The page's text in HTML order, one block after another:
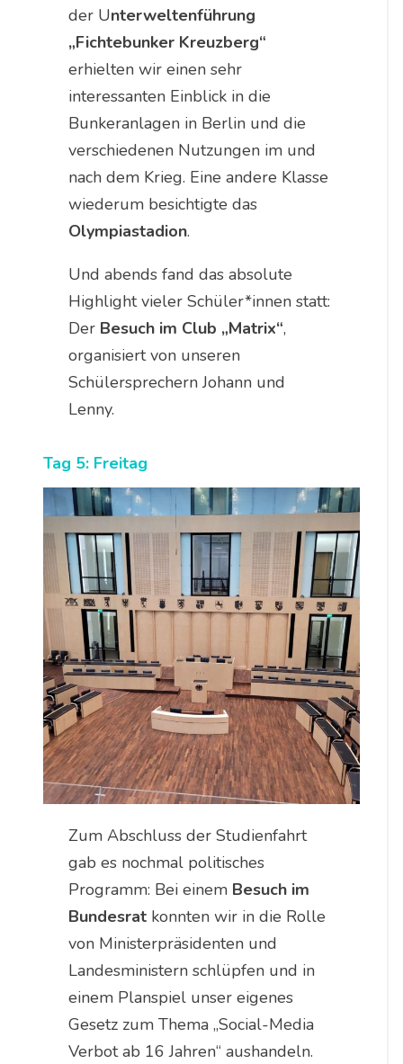
der Unterweltenführung
„Fichtebunker Kreuzberg“
erhielten wir einen sehr
interessanten Einblick in die
Bunkeranlagen in Berlin und die
verschiedenen Nutzungen im und
nach dem Krieg. Eine andere Klasse
wiederum besichtigte das
Olympiastadion.
Und abends fand das absolute
Highlight vieler Schüler*innen statt:
Der Besuch im Club „Matrix“,
organisiert von unseren
Schülersprechern Johann und
Lenny.
Tag 5: Freitag
Zum Abschluss der Studienfahrt
gab es nochmal politisches
Programm: Bei einem Besuch im
Bundesrat konnten wir in die Rolle
von Ministerpräsidenten und
Landesministern schlüpfen und in
einem Planspiel unser eigenes
Gesetz zum Thema „Social-Media
Verbot ab 16 Jahren“ aushandeln.